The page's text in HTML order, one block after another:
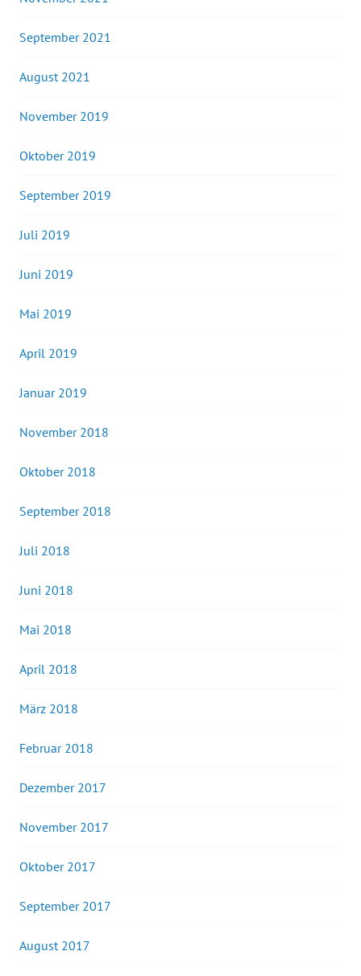
September 2021
August 2021
November 2019
Oktober 2019
September 2019
Juli 2019
Juni 2019
Mai 2019
April 2019
Januar 2019
November 2018
Oktober 2018
September 2018
Juli 2018
Juni 2018
Mai 2018
April 2018
März 2018
Februar 2018
Dezember 2017
November 2017
Oktober 2017
September 2017
August 2017